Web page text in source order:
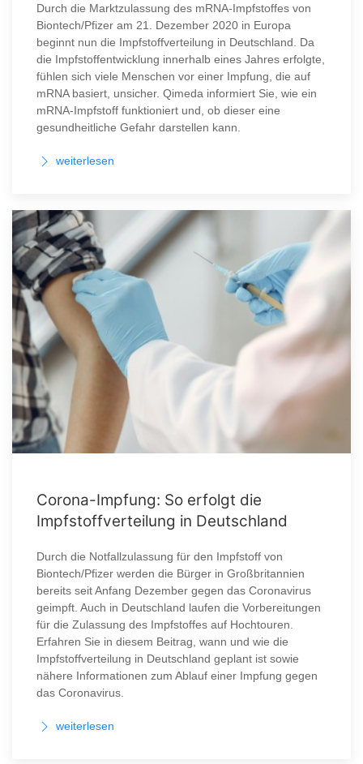
Durch die Marktzulassung des mRNA-Impfstoffes von
Biontech/Pfizer am 21. Dezember 2020 in Europa
beginnt nun die Impfstoffverteilung in Deutschland. Da
die Impfstoffentwicklung innerhalb eines Jahres erfolgte,
fühlen sich viele Menschen vor einer Impfung, die auf
mRNA basiert, unsicher. Qimeda informiert Sie, wie ein
mRNA-Impfstoff funktioniert und, ob dieser eine
gesundheitliche Gefahr darstellen kann.
weiterlesen
Corona-Impfung: So erfolgt die
Impfstoffverteilung in Deutschland
Durch die Notfallzulassung für den Impfstoff von
Biontech/Pfizer werden die Bürger in Großbritannien
bereits seit Anfang Dezember gegen das Coronavirus
geimpft. Auch in Deutschland laufen die Vorbereitungen
für die Zulassung des Impfstoffes auf Hochtouren.
Erfahren Sie in diesem Beitrag, wann und wie die
Impfstoffverteilung in Deutschland geplant ist sowie
nähere Informationen zum Ablauf einer Impfung gegen
das Coronavirus.
weiterlesen